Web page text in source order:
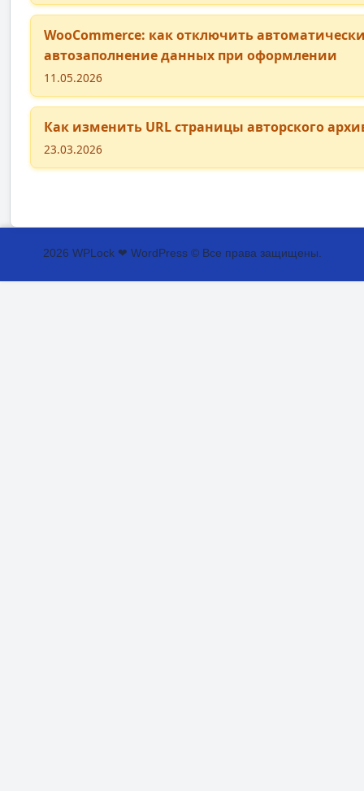
WooCommerce: как отключить
автозаполнение данных при оформлении
11.05.2026
Как изменить URL страницы авторского
23.03.2026
2026 WPLock ❤ WordPress © Все права защищены.